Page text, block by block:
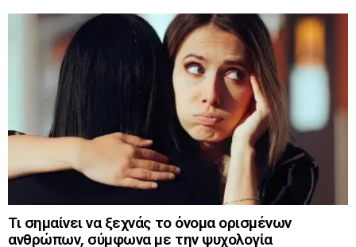
Τι σημαίνει να ξεχνάς το όνομα ορισμένων
ανθρώπων, σύμφωνα με την ψυχολογία